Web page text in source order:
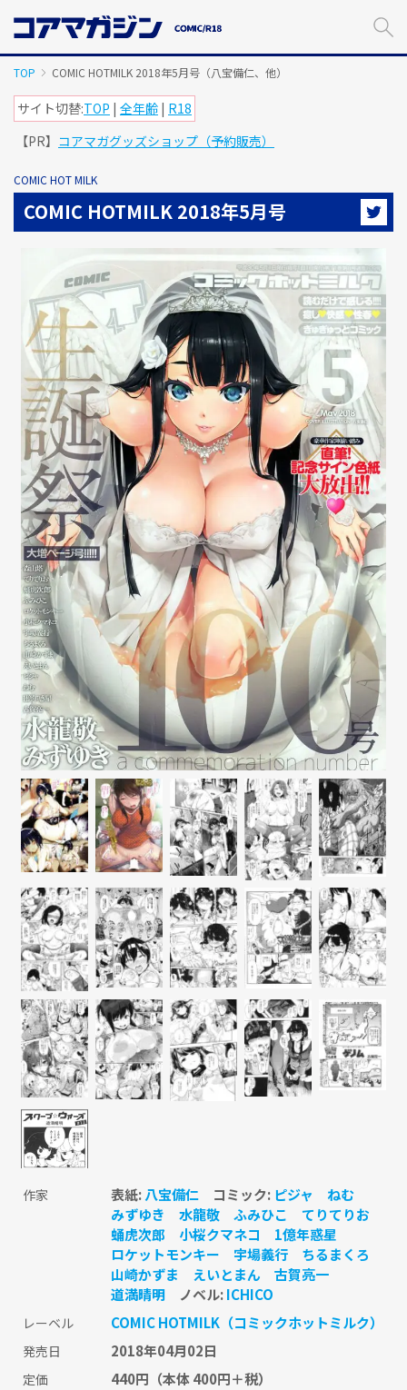
TOP COMIC HOTMILK 2018年5月号（八宝備仁、他）
サイト切替:TOP | 全年齢 | R18
【PR】 コアマガグッズショップ（予約販売）
COMIC HOT MILK
COMIC HOTMILK 2018年5月号
作家 表紙:八宝備仁 コミック: ピジャ
ねむ
みずゆき
水龍敬 ふみひこ
てりてりお
蛹虎次郎
小桜クマネコ
1億年惑星
ロケットモンキー
宇場義行
ちるまくろ
山崎かずま
えいとまん
古賀亮一
道満晴明
ノベル:ICHICO
レーベル COMIC HOTMILK（コミックホットミルク）
発売日 2018年04月02日
定価 440円 （本体 400円＋税）